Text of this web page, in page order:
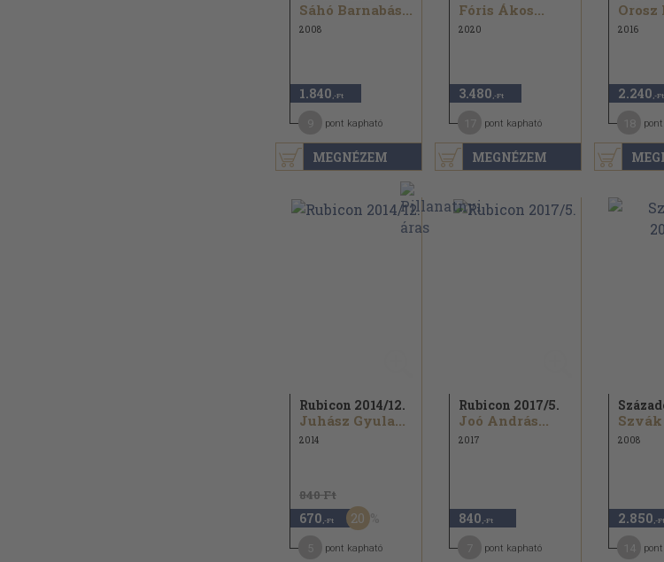
MEGNÉZEM
Sáhó Barnabás...
2008
1.840 ,-Ft
pont kapható
MEGNÉZEM
Fóris Ákos...
2020
3.480 ,-Ft
pont kapható
Orosz
2016
2.240 ,-Ft
Rubicon 2014/12.
Juhász Gyula...
2014
840 Ft
670 ,-Ft 20
pont kapható
Rubicon 2017/5.
Joó András...
2017
840 ,-Ft
pont kapható
2008
2.850 ,-Ft